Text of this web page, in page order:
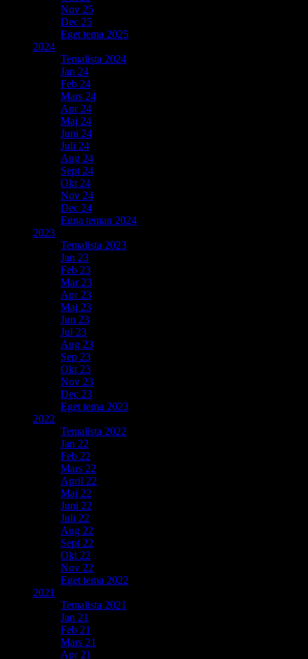
Nov 25
Dec 25
Eget tema 2025
2024
Temalista 2024
Jan 24
Feb 24
Mars 24
Apr 24
Maj 24
Juni 24
Juli 24
Aug 24
Sept 24
Okt 24
Nov 24
Dec 24
Egna teman 2024
2023
Temalista 2023
Jan 23
Feb 23
Mar 23
Apr 23
Maj 23
Jun 23
Jul 23
Aug 23
Sep 23
Okt 23
Nov 23
Dec 23
Eget tema 2023
2022
Temalista 2022
Jan 22
Feb 22
Mars 22
April 22
Maj 22
Juni 22
Juli 22
Aug 22
Sept 22
Okt 22
Nov 22
Eget tema 2022
2021
Temalista 2021
Jan 21
Feb 21
Mars 21
Apr 21